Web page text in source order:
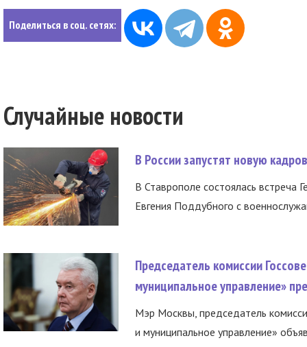
Поделиться в соц. сетях:
Случайные новости
В России запустят новую
В Ставрополе состоялась встреча
Евгения Поддубного с
Председатель комиссии
муниципальное управление»
Мэр Москвы, председатель
и муниципальное управление»